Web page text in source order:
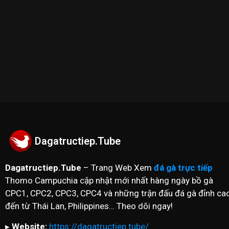
Dagatructiep.Tube
Dagatructiep.Tube – Trang Web Xem đá gà trực tiếp
Thomo Campuchia cập nhật mới nhất hàng ngày bồ gà
CPC1, CPC2, CPC3, CPC4 và những trận đấu đá gà đỉnh
đến từ Thái Lan, Philippines… Theo dõi ngay!
▸ Website: https://dagatructiep.tube/